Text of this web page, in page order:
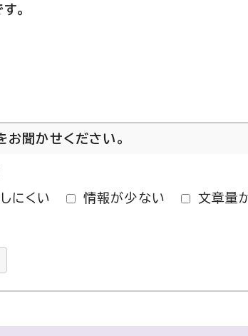
。
お聞かせください。
にくい 情報が少ない
文章量